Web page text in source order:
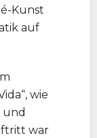
Kunst
auf
wie
und
war